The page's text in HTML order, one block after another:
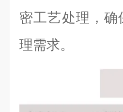
密工艺处理，
理需求。